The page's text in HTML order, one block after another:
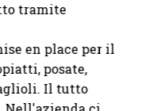
tramite
en place per il
posate,
Il tutto